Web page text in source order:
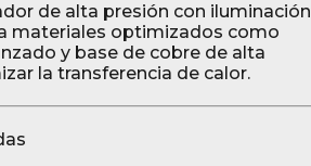
de alta presión con iluminación
materiales optimizados como
y base de cobre de alta
la transferencia de calor.